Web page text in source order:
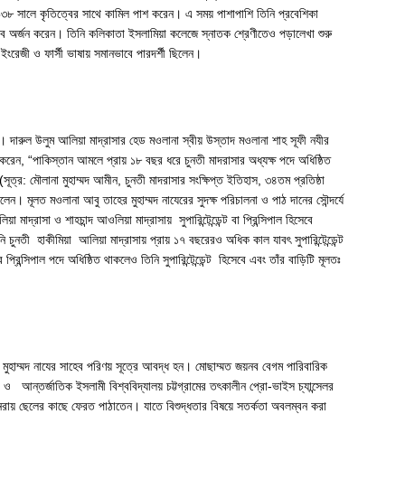
সালে কৃতিত্বের সাথে কামিল পাশ করেন। এ সময় পাশাপাশি তিনি প্রবেশিকা
করেন। তিনি কলিকাতা ইসলামিয়া কলেজে স্নাতক শ্রেণীতেও পড়ালেখা শুরু
ও ফার্সী ভাষায় সমানভাবে পারদর্শী ছিলেন।
দারুল উলুম আলিয়া মাদ্রাসার হেড মওলানা স্বীয় উস্তাদ মওলানা শাহ সূফী নযীর
“পাকিস্তান আমলে প্রায় ১৮ বছর ধরে চুনতী মাদরাসার অধ্যক্ষ পদে অধিষ্ঠিত
মৌলানা মুহাম্মদ আমীন, চুনতী মাদরাসার সংক্ষিপ্ত ইতিহাস, ৩৪তম প্রতিষ্ঠা
মূলত মওলানা আবু তাহের মুহাম্মদ নাযেরের সুদক্ষ পরিচালনা ও পাঠ দানের সৌন্দর্যে
ও শাহচান্দ আওলিয়া মাদ্রাসায় সুপারিন্টেন্ডেন্ট বা প্রিন্সিপাল হিসেবে
হাকীমিয়া আলিয়া মাদ্রাসায় প্রায় ১৭ বছরেরও অধিক কাল যাবৎ সুপারিন্টেন্ডেন্ট
পদে অধিষ্ঠিত থাকলেও তিনি সুপারিন্টেন্ডেন্ট হিসেবে এবং তাঁর বাড়িটি মূলতঃ
নাযের সাহেব পরিণয় সূত্রে আবদ্ধ হন। মোছাম্মত জয়নব বেগম পারিবারিক
আন্তর্জাতিক ইসলামী বিশ্ববিদ্যালয় চট্টগ্রামের তৎকালীন প্রো-ভাইস চ্যান্সেলর
ছেলের কাছে ফেরত পাঠাতেন। যাতে বিশুদ্ধতার বিষয়ে সতর্কতা অবলম্বন করা